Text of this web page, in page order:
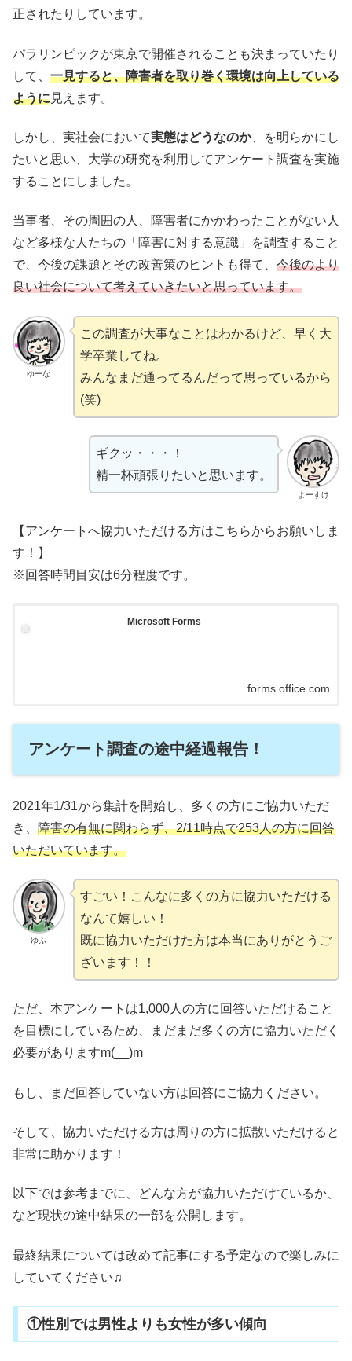
正されたりしています。
パラリンピックが東京で開催されることも決まっていたり
して、 一見すると、障害者を取り巻く環境は向上している
ように見えます。
しかし、実社会において実態はどうなのか、を明らかにし
たいと思い、大学の研究を利用してアンケート調査を実施
することにしました。
当事者、その周囲の人、障害者にかかわったことがない人
など多様な人たちの「障害に対する意識」を調査すること
で、今後の課題とその改善策のヒントも得て、 今後のより
良い社会について考えていきたいと思っています。
ゆーな
この調査が大事なことはわかるけど、早く大
学卒業してね。
みんなまだ通ってるんだって思っているから
(笑)
よーすけ
ギクッ・・・！
精一杯頑張りたいと思います。
【アンケートへ協力いただける方はこちらからお願いしま
す！】
※回答時間目安は6分程度です。
Microsoft Forms
forms.office.com
アンケート調査の途中経過報告！
2021年1/31から集計を開始し、多くの方にご協力いただ
き、 障害の有無に関わらず、2/11時点で253人の方に回答
いただいています。
ゆふ
すごい！こんなに多くの方に協力いただける
なんて嬉しい！
既に協力いただけた方は本当にありがとうご
ざいます！！
ただ、本アンケートは1,000人の方に回答いただけること
を目標にしているため、まだまだ多くの方に協力いただく
必要がありますm(__)m
もし、まだ回答していない方は回答にご協力ください。
そして、協力いただける方は周りの方に拡散いただけると
非常に助かります！
以下では参考までに、どんな方が協力いただけているか、
など現状の途中結果の一部を公開します。
最終結果については改めて記事にする予定なので楽しみに
していてください♫
①性別では男性よりも女性が多い傾向